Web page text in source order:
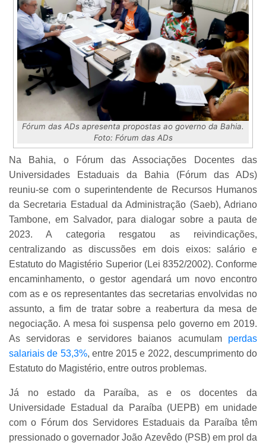
Fórum das ADs apresenta propostas ao governo da Bahia.
Foto: Fórum das ADs
Na Bahia, o Fórum das Associações Docentes das
Universidades Estaduais da Bahia (Fórum das ADs)
reuniu-se com o superintendente de Recursos Humanos
da Secretaria Estadual da Administração (Saeb), Adriano
Tambone, em Salvador, para dialogar sobre a pauta de
2023. A categoria resgatou as reivindicações,
centralizando as discussões em dois eixos: salário e
Estatuto do Magistério Superior (Lei 8352/2002). Conforme
encaminhamento, o gestor agendará um novo encontro
com as e os representantes das secretarias envolvidas no
assunto, a fim de tratar sobre a reabertura da mesa de
negociação. A mesa foi suspensa pelo governo em 2019.
As servidoras e servidores baianos acumulam perdas
salariais de 53,3%, entre 2015 e 2022, descumprimento do
Estatuto do Magistério, entre outros problemas.
Já no estado da Paraíba, as e os docentes da
Universidade Estadual da Paraíba (UEPB) em unidade
com o Fórum dos Servidores Estaduais da Paraíba têm
pressionado o governador João Azevêdo (PSB) em prol da